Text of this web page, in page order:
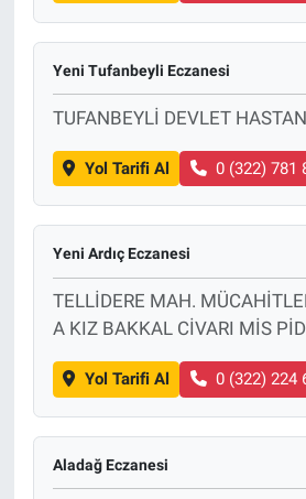
Yeni Tufanbeyli Eczanesi
TUFANBEYLİ DEVLET
Yol Tarifi Al 0 (322) 781
Yeni Ardıç Eczanesi
TELLİDERE MAH.
A KIZ BAKKAL CİVARI MİS
Yol Tarifi Al 0 (322) 224
Aladağ Eczanesi